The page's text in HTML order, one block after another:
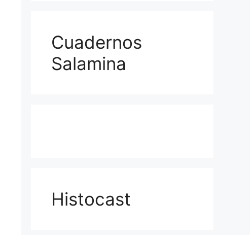
Cuadernos
Salamina
Histocast